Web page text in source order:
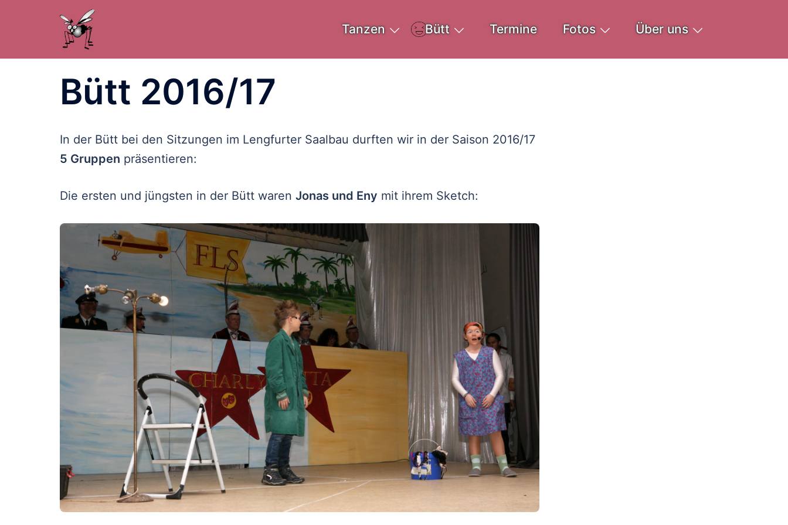
Tanzen Bütt Termine Fotos Über uns
Bütt 2016/17
In der Bütt bei den Sitzungen im Lengfurter Saalbau durften wir in der Saison 2016/17
5 Gruppen präsentieren:
Die ersten und jüngsten in der Bütt waren Jonas und Eny mit ihrem Sketch: